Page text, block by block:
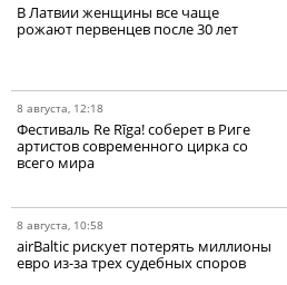
В Латвии женщины все чаще
рожают первенцев после 30 лет
8 августа, 12:18
Фестиваль Re Rīga! соберет в Риге
артистов современного цирка со
всего мира
8 августа, 10:58
airBaltic рискует потерять миллионы
евро из-за трех судебных споров